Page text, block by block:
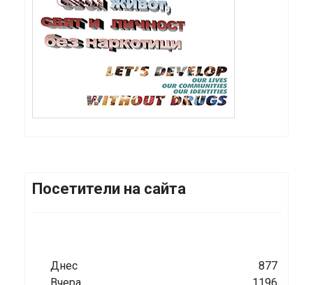
Посетители на сайта
Днес
877